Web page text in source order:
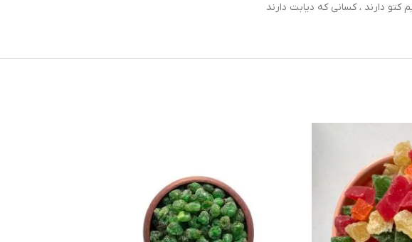
دارند ، کسانی که دیابت دارند